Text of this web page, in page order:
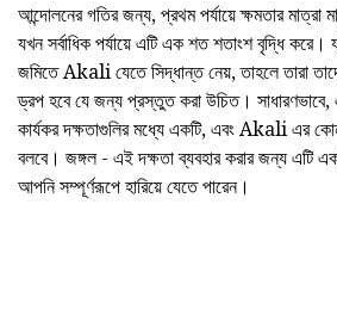
আন্দোলনের গতির জন্য, প্রথম পর্যায়ে ক্ষমতার মাত্রা
যখন সর্বাধিক পর্যায়ে এটি এক শত শতাংশ বৃদ্ধি করে।
জমিতে Akali যেতে সিদ্ধান্ত নেয়, তাহলে তারা
ড্রপ হবে যে জন্য প্রস্তুত করা উচিত। সাধারণভাবে,
কার্যকর দক্ষতাগুলির মধ্যে একটি, এবং Akali এর
বলবে। জঙ্গল - এই দক্ষতা ব্যবহার করার জন্য এটি
আপনি সম্পূর্ণরূপে হারিয়ে যেতে পারেন।